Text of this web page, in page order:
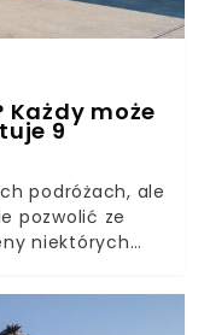
może
9
podróżach, ale
pozwolić ze
niektórych
aż szkoda
kosztować 0